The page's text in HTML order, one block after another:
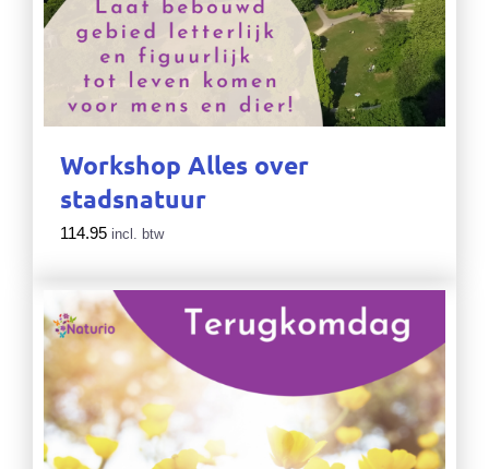
Workshop Alles over
stadsnatuur
114.95 incl. btw